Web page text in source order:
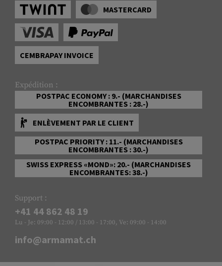
MASTERCARD
CEMBRAPAY INVOICE
Expédition :
POSTPAC ECONOMY : 9.- (MARCHANDISES
ENCOMBRANTES : 28.-)
ENLÈVEMENT PAR LE CLIENT
POSTPAC PRIORITY : 11.- (MARCHANDISES
ENCOMBRANTES : 30.-)
SWISS EXPRESS «MOND»: 20.- (MARCHANDISES
ENCOMBRANTES: 38.-)
Support :
+41 44 862 48 19
Lu - Je: 09:00 - 12:00 / 13:00 - 17:00, Ve: 09:00 - 14:00
info@armamat.ch